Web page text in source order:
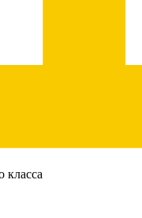
класса